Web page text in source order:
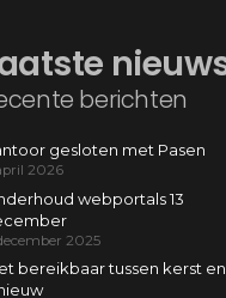
berichten
gesloten met Pasen
2026
webportals 13
2025
bereikbaar tussen kerst